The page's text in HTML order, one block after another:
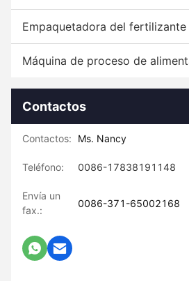
Empaquetadora del fertilizante
Máquina de proceso de
Contactos
Contactos: Ms. Nancy
Teléfono: 0086-17838191148
Envía un
fax.:
0086-371-65002168